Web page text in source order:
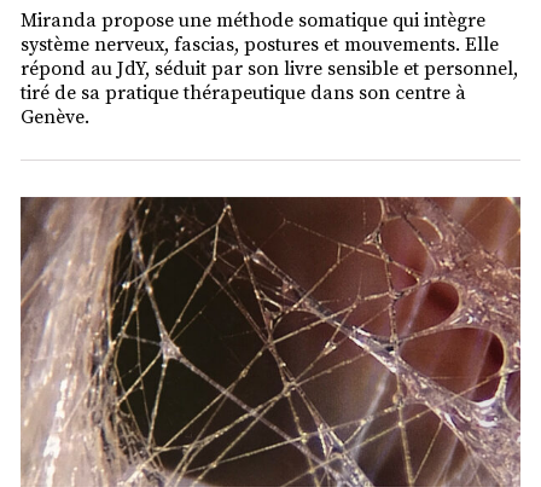
Miranda propose une méthode somatique qui intègre
système nerveux, fascias, postures et mouvements. Elle
répond au JdY, séduit par son livre sensible et personnel,
tiré de sa pratique thérapeutique dans son centre à
Genève.